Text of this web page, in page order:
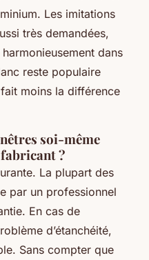
Les imitations
très demandées,
dans
reste populaire
moins la différence
soi-même
?
La plupart des
par un professionnel
En cas de
d’étanchéité,
Sans compter que